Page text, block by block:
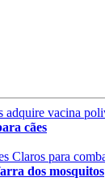
cães
dos mosquitos